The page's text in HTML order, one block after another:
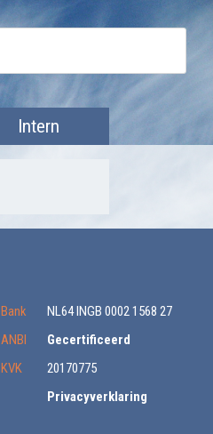
Intern
Bank
NL64 INGB 0002 1568 27
ANBI
Gecertificeerd
KVK
20170775
Privacyverklaring